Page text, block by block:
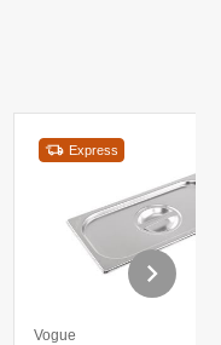
Express
Vogue